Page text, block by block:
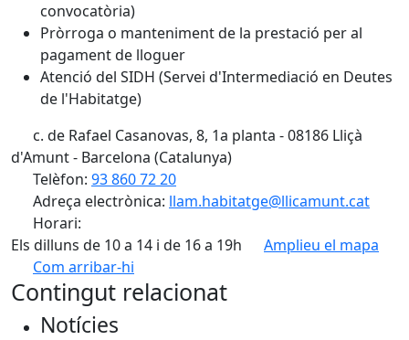
convocatòria)
Pròrroga o manteniment de la prestació per al
pagament de lloguer
Atenció del SIDH (Servei d'Intermediació en Deutes
de l'Habitatge)
c. de Rafael Casanovas, 8, 1a planta - 08186 Lliçà
d'Amunt - Barcelona (Catalunya)
Telèfon: 93 860 72 20
Adreça electrònica: llam.habitatge@llicamunt.cat
Horari:
Els dilluns de 10 a 14 i de 16 a 19h
Amplieu el mapa
Com arribar-hi
+
Contingut relacionat
Notícies